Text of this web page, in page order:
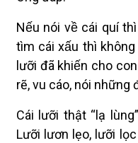
Nếu nói về cái quí
tìm cái xấu thì
lưỡi đã khiến cho
rẽ, vu cáo, nói những
Cái lưỡi thật “lạ
Lưỡi lươn lẹo, lưỡi